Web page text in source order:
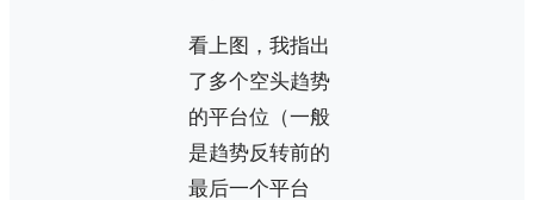
看上图，我指出
了多个空头趋势
的平台位（一般
是趋势反转前的
最后一个平台